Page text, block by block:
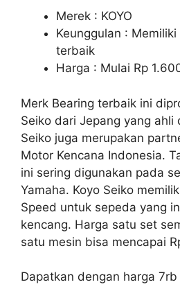
Merek : KOYO
Keunggulan :
terbaik
Harga : Mulai Rp
Merk Bearing terbaik ini
Seiko dari Jepang yang ahli
Seiko juga merupakan
Motor Kencana Indonesia.
ini sering digunakan pada
Yamaha. Koyo Seiko
Speed untuk sepeda yang
kencang. Harga satu set
satu mesin bisa mencapai
Dapatkan dengan harga 7rb